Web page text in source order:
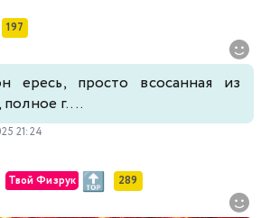
197
ересь, просто всосанная из
полное г....
21:24
Твой Физрук 289